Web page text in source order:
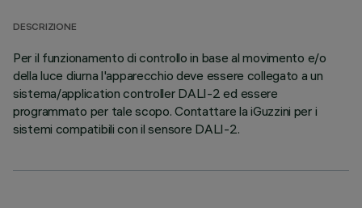
DESCRIZIONE
Per il funzionamento di controllo in base al movimento e/o
della luce diurna l'apparecchio deve essere collegato a un
sistema/application controller DALI-2 ed essere
programmato per tale scopo. Contattare la iGuzzini per i
sistemi compatibili con il sensore DALI-2.